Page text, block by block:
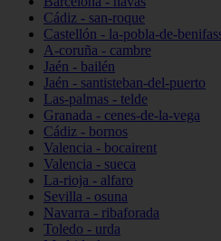
Cádiz - san-roque
Castellón - la-pobla-de-
A-coruña - cambre
Jaén - bailén
Jaén - santisteban-del-puerto
Las-palmas - telde
Granada - cenes-de-la-vega
Cádiz - bornos
Valencia - bocairent
Valencia - sueca
La-rioja - alfaro
Sevilla - osuna
Navarra - ribaforada
Toledo - urda